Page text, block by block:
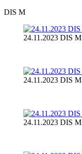
DIS M
24.11.2023 DIS M
24.11.2023 DIS M
24.11.2023 DIS M